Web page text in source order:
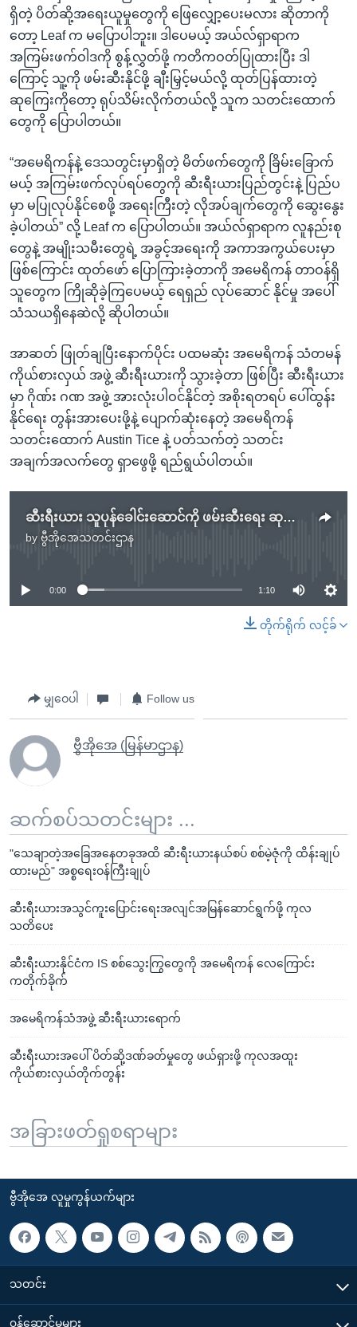
ရှိတဲ့ ပိတ်ဆို့အရေးယူမှုတွေကို ဖြေလျှော့ပေးမလား ဆိုတာကို
တော့ Leaf က မပြောပါဘူး။ ဒါပေမယ့် အယ်လ်ရှာရာက
အကြမ်းဖက်ဝါဒကို စွန့်လွှတ်ဖို့ ကတိကဝတ်ပြုထားပြီး ဒါ
ကြောင့် သူ့ကို ဖမ်းဆီးနိုင်ဖို့ ချီးမြှင့်မယ်လို့ ထုတ်ပြန်ထားတဲ့
ဆုကြေးကိုတော့ ရုပ်သိမ်းလိုက်တယ်လို့ သူက သတင်းထောက်
တွေကို ပြောပါတယ်။
“အမေရိကန်နဲ့ ဒေသတွင်းမှာရှိတဲ့ မိတ်ဖက်တွေကို ခြိမ်းခြောက်
မယ့် အကြမ်းဖက်လုပ်ရပ်တွေကို ဆီးရီးယားပြည်တွင်းနဲ့ ပြည်ပ
မှာ မပြုလုပ်နိုင်စေဖို့ အရေးကြီးတဲ့ လိုအပ်ချက်တွေကို ဆွေးနွေး
ခဲ့ပါတယ်” လို့ Leaf က ပြောပါတယ်။ အယ်လ်ရှာရာက လူနည်းစု
တွေနဲ့ အမျိုးသမီးတွေရဲ့ အခွင့်အရေးကို အကာအကွယ်ပေးမှာ
ဖြစ်ကြောင်း ထုတ်ဖော် ပြောကြားခဲ့တာကို အမေရိကန် တာဝန်ရှိ
သူတွေက ကြိုဆိုခဲ့ကြပေမယ့် ရေရှည် လုပ်ဆောင် နိုင်မှု အပေါ်
သံသယရှိနေဆဲလို့ ဆိုပါတယ်။
အာဆတ် ဖြုတ်ချပြီးနောက်ပိုင်း ပထမဆုံး အမေရိကန် သံတမန်
ကိုယ်စားလှယ် အဖွဲ့ ဆီးရီးယားကို သွားခဲ့တာ ဖြစ်ပြီး ဆီးရီးယား
မှာ ဂိုဏ်း ဂဏ အဖွဲ့ အားလုံးပါဝင်နိုင်တဲ့ အစိုးရတရပ် ပေါ်ထွန်း
နိုင်ရေး တွန်းအားပေးဖို့နဲ့ ပျောက်ဆုံးနေတဲ့ အမေရိကန်
သတင်းထောက် Austin Tice နဲ့ ပတ်သက်တဲ့ သတင်း
အချက်အလက်တွေ ရှာဖွေဖို့ ရည်ရွယ်ပါတယ်။
ဆီးရီးယား သူပုန်ခေါင်းဆောင်ကို ဖမ်းဆီးရေး ဆုကြေး အမေရိကန် ပယ်ဖျက်
by ဗွီအိုအေသတင်းဌာန
No media source currently available
0:00 1:10
တိုက်ရိုက် လင့်ခ်
မျှဝေပါ Follow us
ဗွီအိုအေ (မြန်မာဌာန)
ဆက်စပ်သတင်းများ ...
"သေချာတဲ့အခြေအနေတခုအထိ ဆီးရီးယားနယ်စပ် စစ်မဲ့ဇုံကို ထိန်းချုပ်
ထားမည်" အစ္စရေးဝန်ကြီးချုပ်
ဆီးရီးယားအသွင်ကူးပြောင်းရေးအလျင်အမြန်ဆောင်ရွက်ဖို့ ကုလ
သတိပေး
ဆီးရီးယားနိုင်ငံက IS စစ်သွေးကြွတွေကို အမေရိကန် လေကြောင်း
ကတိုက်ခိုက်
အမေရိကန်သံအဖွဲ့ ဆီးရီးယားရောက်
ဆီးရီးယားအပေါ် ပိတ်ဆို့ဒဏ်ခတ်မှုတွေ ဖယ်ရှားဖို့ ကုလအထူး
ကိုယ်စားလှယ်တိုက်တွန်း
အခြားဖတ်ရှုစရာများ
ဗွီအိုအေ လူမှုကွန်ယက်များ
သတင်း
၀န်ဆောင်မှုများ